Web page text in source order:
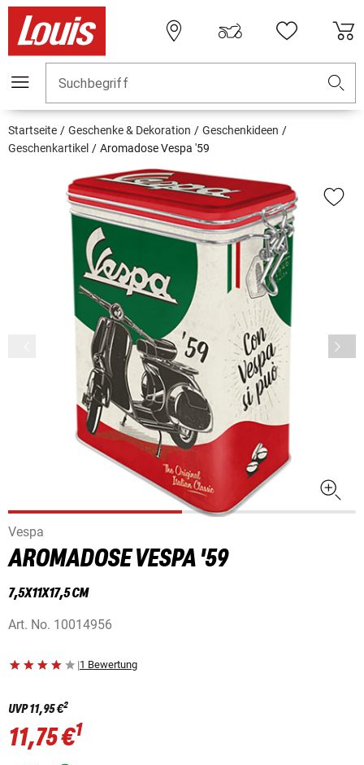
Suchbegriff
Startseite Geschenke & Dekoration
Geschenkideen
Geschenkartikel
Aromadose Vespa '59
Vespa
AROMADOSE VESPA '59
7,5X11X17,5 CM
Art. No. 10014956
|1 Bewertung
UVP11,95 €2
11,75 €1